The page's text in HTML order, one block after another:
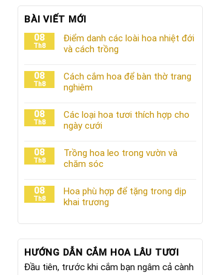
BÀI VIẾT MỚI
08
Th8
Điểm danh các loài hoa nhiệt đới
và cách trồng
08
Th8
Cách cắm hoa để bàn thờ trang
nghiêm
08
Th8
Các loại hoa tươi thích hợp cho
ngày cưới
08
Th8
Trồng hoa leo trong vườn và
chăm sóc
08
Th8
Hoa phù hợp để tặng trong dịp
khai trương
HƯỚNG DẪN CẮM HOA LÂU TƯƠI
Đầu tiên, trước khi cắm bạn ngâm cả cành